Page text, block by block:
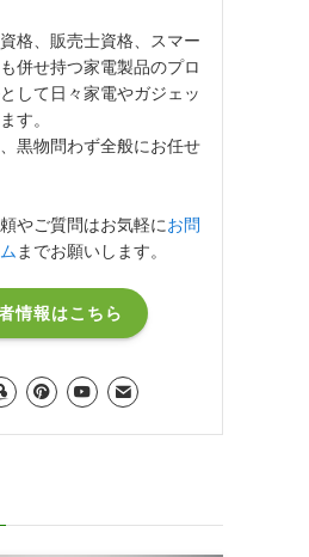
格、販売士資格、スマー
併せ持つ家電製品のプロ
して日々家電やガジェッ
す。
黒物問わず全般にお任せ
やご質問はお気軽にお問
までお願いします。
情報はこちら